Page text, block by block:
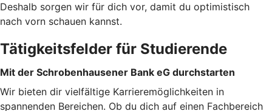
Deshalb sorgen wir für dich vor, damit du optimistisch
nach vorn schauen kannst.
Tätigkeitsfelder für Studierende
Mit der Schrobenhausener Bank eG durchstarten
Wir bieten dir vielfältige Karrieremöglichkeiten in
spannenden Bereichen. Ob du dich auf einen Fachbereich